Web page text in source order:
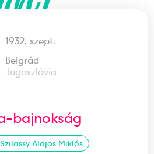
1932. szept.
Belgrád
Jugoszlávia
bajnokság
Alajos Miklós